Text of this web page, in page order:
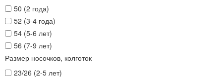
50 (2 года)
52 (3-4 года)
54 (5-6 лет)
56 (7-9 лет)
Размер носочков, колготок
23/26 (2-5 лет)